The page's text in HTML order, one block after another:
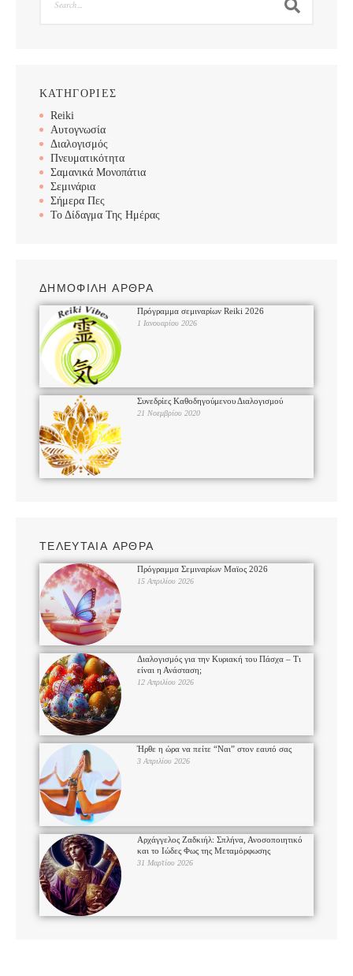
ΚΑΤΗΓΟΡΙΕΣ
Reiki
Αυτογνωσία
Διαλογισμός
Πνευματικότητα
Σαμανικά Μονοπάτια
Σεμινάρια
Σήμερα Πες
Το Δίδαγμα Της Ημέρας
ΔΗΜΟΦΙΛΗ ΑΡΘΡΑ
Πρόγραμμα σεμιναρίων Reiki 2026
1 Ιανουαρίου 2026
Συνεδρίες Καθοδηγούμενου Διαλογισμού
21 Νοεμβρίου 2020
ΤΕΛΕΥΤΑΙΑ ΑΡΘΡΑ
Πρόγραμμα Σεμιναρίων Μαϊος 2026
15 Απριλίου 2026
Διαλογισμός για την Κυριακή του Πάσχα – Τι
είναι η Ανάσταση;
12 Απριλίου 2026
Ήρθε η ώρα να πείτε “Ναι” στον εαυτό σας
3 Απριλίου 2026
Αρχάγγελος Ζαδκιήλ: Σπλήνα, Ανοσοποιητικό
και το Ιώδες Φως της Μεταμόρφωσης
31 Μαρτίου 2026